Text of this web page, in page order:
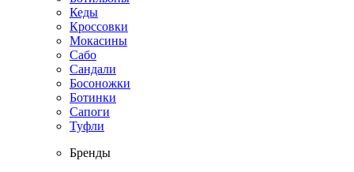
Кеды
Кроссовки
Мокасины
Сабо
Сандали
Босоножки
Ботинки
Сапоги
Туфли
Бренды